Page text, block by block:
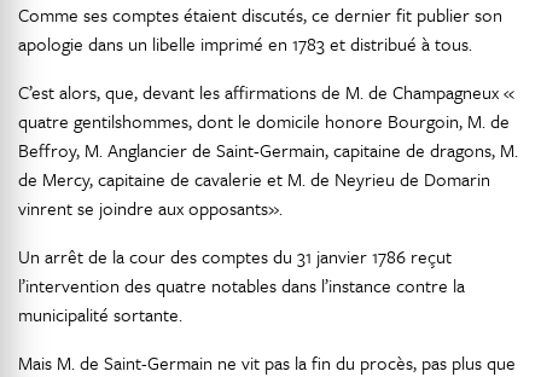
Comme ses comptes étaient discutés, ce dernier fit publier son
apologie dans un libelle imprimé en 1783 et distribué à tous.
C’est alors, que, devant les affirmations de M. de Champagneux «
quatre gentilshommes, dont le domicile honore Bourgoin, M. de
Beffroy, M. Anglancier de Saint-Germain, capitaine de dragons, M.
de Mercy, capitaine de cavalerie et M. de Neyrieu de Domarin
vinrent se joindre aux opposants».
Un arrêt de la cour des comptes du 31 janvier 1786 reçut
l’intervention des quatre notables dans l’instance contre la
municipalité sortante.
Mais M. de Saint-Germain ne vit pas la fin du procès, pas plus que